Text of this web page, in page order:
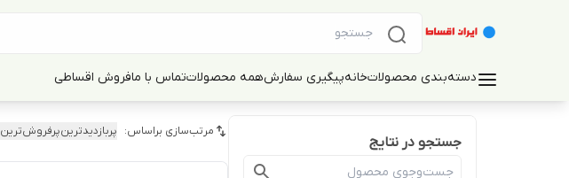
دسته‌بندی محصولاتخانهپیگیری سفارشهمه محصولاتتماس با مافروش اقساطی
جستجو در نتایج
مرتب‌سازی براساس: پربازدیدترینپرفروش‌ترین